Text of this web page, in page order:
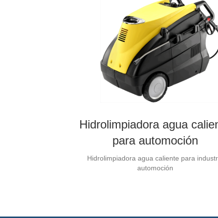
Hidrolimpiadora agua
para automoción
Hidrolimpiadora agua caliente para
automoción